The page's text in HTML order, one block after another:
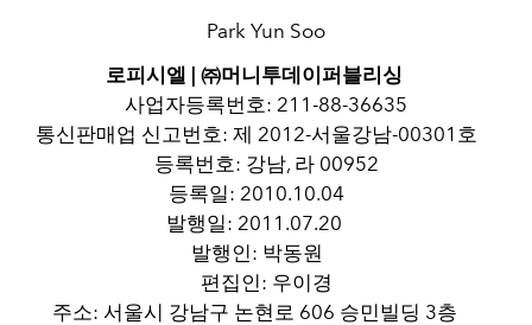
Park Yun Soo
로피시엘 | ㈜머니투데이퍼블리싱
사업자등록번호: 211-88-36635
통신판매업 신고번호: 제 2012-서울강남-00301호
등록번호: 강남, 라 00952
등록일: 2010.10.04
발행일: 2011.07.20
발행인: 박동원
편집인: 우이경
주소: 서울시 강남구 논현로 606 승민빌딩 3층